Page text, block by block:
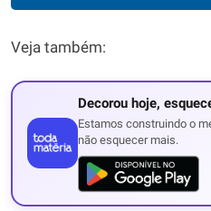
Veja também:
Decorou hoje,
Estamos construindo o
não esquecer mais.